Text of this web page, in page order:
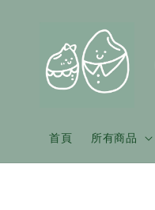
首頁 所有商品